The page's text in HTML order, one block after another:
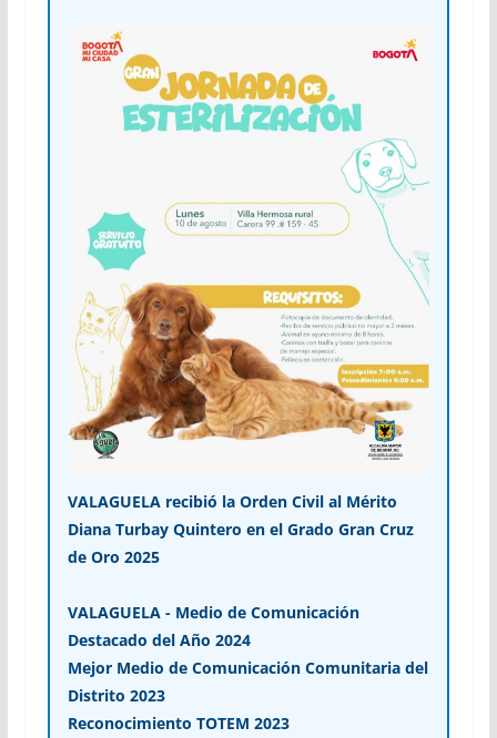
VALAGUELA recibió la Orden Civil al Mérito
Diana Turbay Quintero en el Grado Gran Cruz
de Oro 2025
VALAGUELA - Medio de Comunicación
Destacado del Año 2024
Mejor Medio de Comunicación Comunitaria del
Distrito 2023
Reconocimiento TOTEM 2023